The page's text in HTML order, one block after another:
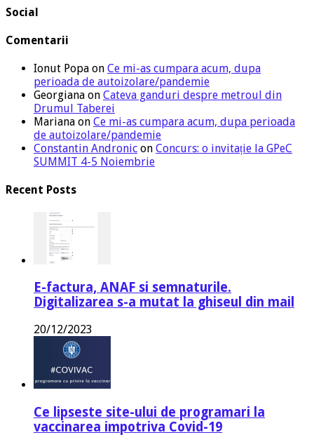
Social
Comentarii
Ionut Popa on Ce mi-as cumpara acum, dupa
perioada de autoizolare/pandemie
Georgiana on Cateva ganduri despre metroul din
Drumul Taberei
Mariana on Ce mi-as cumpara acum, dupa perioada
de autoizolare/pandemie
Constantin Andronic on Concurs: o invitație la GPeC
SUMMIT 4-5 Noiembrie
Recent Posts
E-factura, ANAF si semnaturile.
Digitalizarea s-a mutat la ghiseul din mail
20/12/2023
Ce lipseste site-ului de programari la
vaccinarea impotriva Covid-19